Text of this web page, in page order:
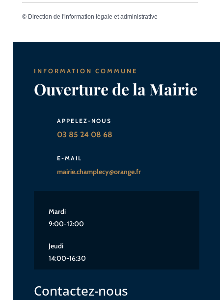
© Direction de l'information légale et administrative
INFORMATION COMMUNE
Ouverture de la Mairie
APPELEZ-NOUS
03 85 24 08 68
E-MAIL
mairie.champlecy@orange.fr
Mardi
9:00-12:00
Jeudi
14:00-16:30
Contactez-nous